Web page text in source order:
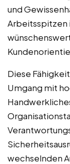
und
Arbeitsspitzen
Diese
Umgang mit
wechselnden